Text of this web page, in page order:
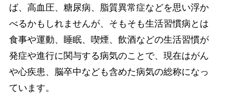
ば、高血圧、糖尿病、脂質異常症などを思い浮か
べるかもしれませんが、そもそも生活習慣病とは
食事や運動、睡眠、喫煙、飲酒などの生活習慣が
発症や進行に関与する病気のことで、現在はがん
や心疾患、脳卒中なども含めた病気の総称になっ
ています。